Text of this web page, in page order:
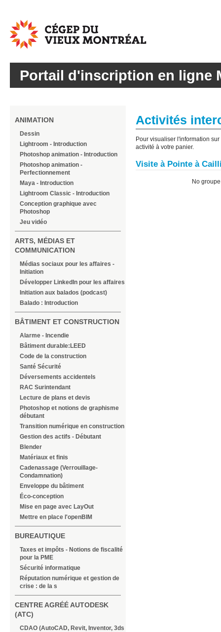
Cégep
du
Vieux
Montréal
Portail d'inscription en ligne
ANIMATION
Dessin
Lightroom - Introduction
Photoshop animation - Introduction
Photoshop animation -
Perfectionnement
Maya - Introduction
Lightroom Classic - Introduction
Conception graphique avec
Photoshop
Jeu vidéo
ARTS, MÉDIAS ET
COMMUNICATION
Médias sociaux pour les affaires -
Initiation
Développer LinkedIn pour les affaires
Initiation aux balados (podcast)
Balado : Introduction
BÂTIMENT ET CONSTRUCTION
Alarme - Incendie
Bâtiment durable:LEED
Code de la construction
Santé Sécurité
Déversements accidentels
RAC Surintendant
Lecture de plans et devis
Photoshop et notions de graphisme
débutant
Transition numérique en construction
Gestion des actifs - Débutant
Blender
Matériaux et finis
Cadenassage (Verrouillage-
Condamnation)
Enveloppe du bâtiment
Éco-conception
Mise en page avec LayOut
Mettre en place l'openBIM
BUREAUTIQUE
Taxes et impôts - Notions de fiscalité
pour la PME
Sécurité informatique
Réputation numérique et gestion de
crise : de la s
CENTRE AGRÉÉ AUTODESK
(ATC)
CDAO (AutoCAD, Revit, Inventor, 3ds
Activités
Pour visualiser l'information
activité à votre panier.
Visite à Pointe à
No